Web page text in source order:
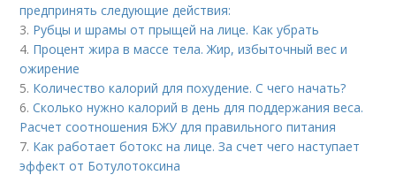
предпринять следующие действия:
3. Рубцы и шрамы от прыщей на лице. Как убрать
4. Процент жира в массе тела. Жир, избыточный вес и
ожирение
5. Количество калорий для похудение. С чего начать?
6.Сколько нужно калорий в день для поддержания веса.
Расчет соотношения БЖУ для правильного питания
7. Как работает ботокс на лице. За счет чего наступает
эффект от Ботулотоксина